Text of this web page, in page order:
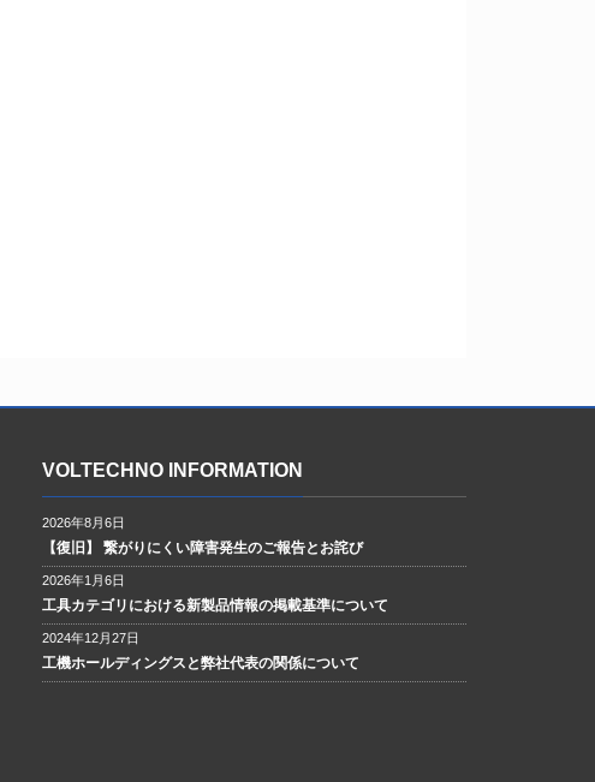
VOLTECHNO INFORMATION
2026年8月6日
【復旧】 繋がりにくい障害発生のご報告とお詫び
2026年1月6日
工具カテゴリにおける新製品情報の掲載基準について
2024年12月27日
工機ホールディングスと弊社代表の関係について